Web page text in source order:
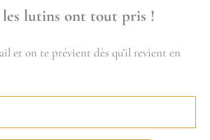
lutins ont tout pris !
et on te prévient dès qu’il revient en